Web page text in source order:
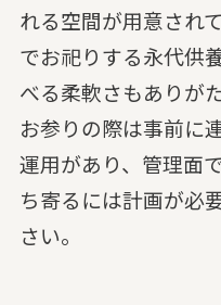
れる空間が用意され
でお祀りする永代供
べる柔軟さもありが
お参りの際は事前に
運用があり、管理面
ち寄るには計画が必
さい。